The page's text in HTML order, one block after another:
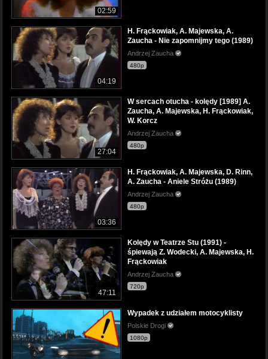
02:59
04:19
H. Frąckowiak, A. Majewska, A.
Zaucha - Nie zapomnijmy tego (1989)
Andrzej Zaucha
480p
27:04
W sercach otucha - kolędy [1989] A.
Zaucha, A. Majewska, H. Frąckowiak,
W. Korcz
Andrzej Zaucha
480p
03:36
H. Frąckowiak, A. Majewska, D. Rinn,
A. Zaucha - Aniele Stróżu (1989)
Andrzej Zaucha
480p
47:11
Kolędy w Teatrze Stu (1991) -
śpiewają Z. Wodecki, A. Majewska, H.
Frąckowiak
Andrzej Zaucha
720p
Wypadek z udziałem motocyklisty
Polskie Drogi
1080p